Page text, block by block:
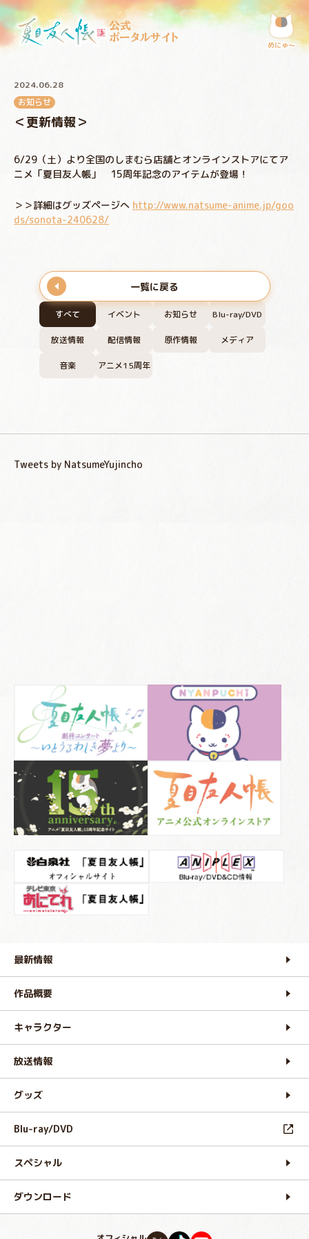
公式
ポータルサイト
めにゅ〜
すべて イベント お知らせ Blu-ray/DVD
放送情報 配信情報 原作情報 メディア
音楽 アニメ15周年
2024.06.28
お知らせ
＜更新情報＞
6/29（土）より全国のしまむら店舗とオンラインストアにてア
ニメ「夏目友人帳」 15周年記念のアイテムが登場！
＞＞詳細はグッズページへ http://www.natsume-anime.jp/goo
ds/sonota-240628/
一覧に戻る
Tweets by NatsumeYujincho
最新情報
作品概要
キャラクター
放送情報
グッズ
Blu-ray/DVD
スペシャル
ダウンロード